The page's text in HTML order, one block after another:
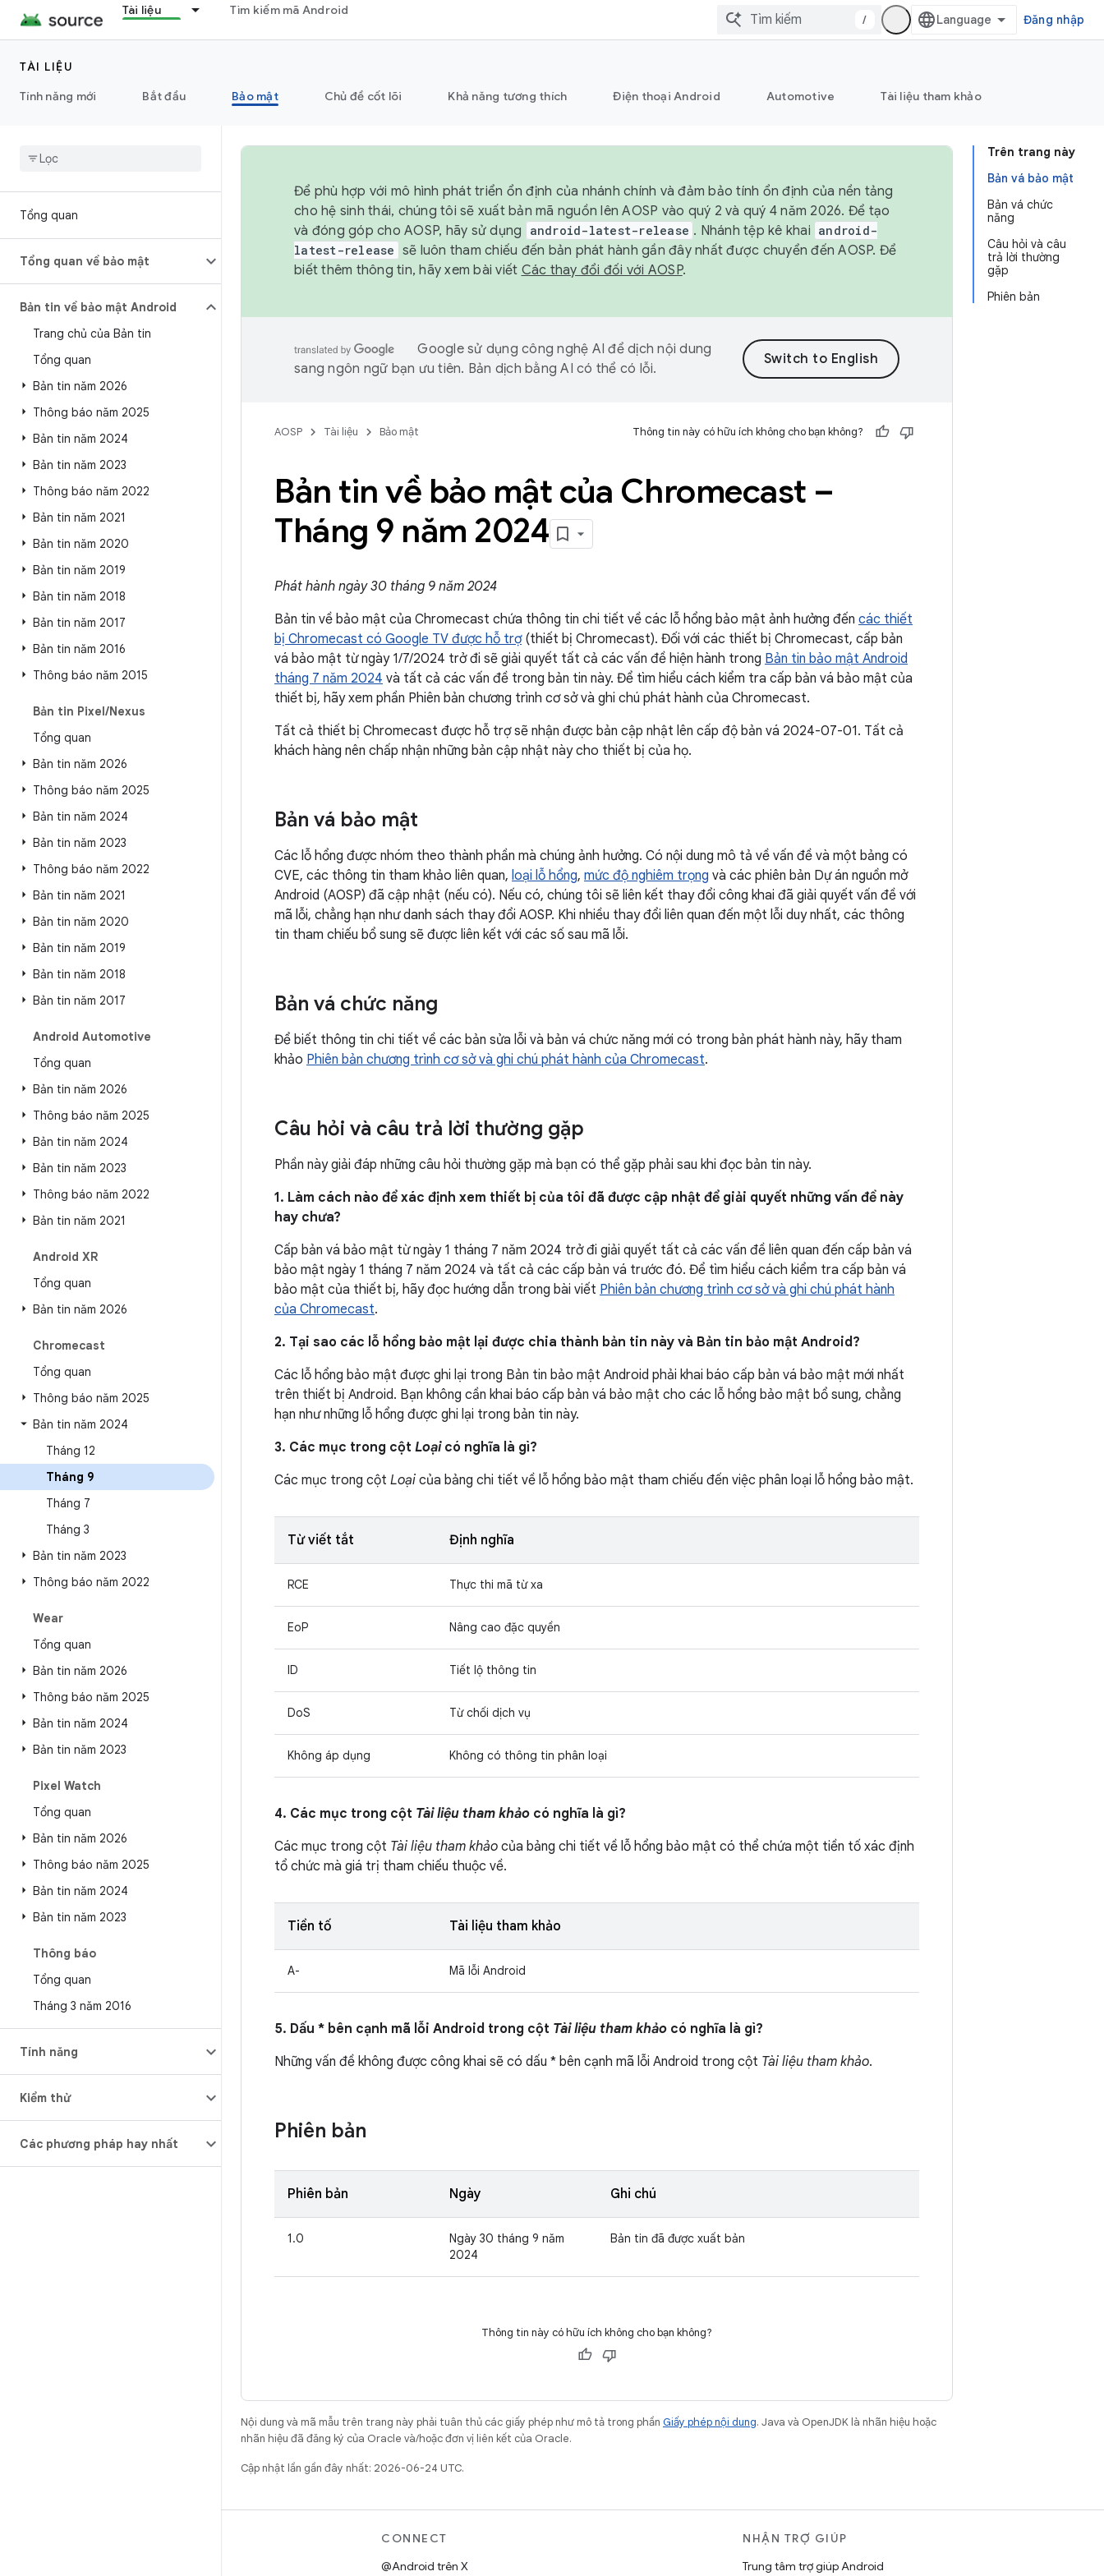
Tài liệu Tìm kiếm mã Android
/ Đăng nhập
TÀI LIỆU
Tính năng mới
Bắt đầu Bảo mật Chủ đề cốt lõi Khả năng tương thích Điện thoại Android Automotive Tài liệu tham khảo
Tổng quan
Tổng quan về bảo mật
Bản tin về bảo mật Android
Trang chủ của Bản tin
Tổng quan
Bản tin năm 2026
Thông báo năm 2025
Bản tin năm 2024
Bản tin năm 2023
Thông báo năm 2022
Bản tin năm 2021
Bản tin năm 2020
Bản tin năm 2019
Bản tin năm 2018
Bản tin năm 2017
Bản tin năm 2016
Thông báo năm 2015
Bản tin Pixel/Nexus
Tổng quan
Bản tin năm 2026
Thông báo năm 2025
Bản tin năm 2024
Bản tin năm 2023
Thông báo năm 2022
Bản tin năm 2021
Bản tin năm 2020
Bản tin năm 2019
Bản tin năm 2018
Bản tin năm 2017
Android Automotive
Tổng quan
Bản tin năm 2026
Thông báo năm 2025
Bản tin năm 2024
Bản tin năm 2023
Thông báo năm 2022
Bản tin năm 2021
Android XR
Tổng quan
Bản tin năm 2026
Chromecast
Tổng quan
Thông báo năm 2025
Bản tin năm 2024
Tháng 12
Tháng 9
Tháng 7
Tháng 3
Bản tin năm 2023
Thông báo năm 2022
Wear
Tổng quan
Bản tin năm 2026
Thông báo năm 2025
Bản tin năm 2024
Bản tin năm 2023
Pixel Watch
Tổng quan
Bản tin năm 2026
Thông báo năm 2025
Bản tin năm 2024
Bản tin năm 2023
Thông báo
Tổng quan
Tháng 3 năm 2016
Tính năng
Kiểm thử
Các phương pháp hay nhất
Trên trang này
Bản vá bảo mật
Bản vá chức
năng
Câu hỏi và câu
trả lời thường
gặp
Phiên bản
Để phù hợp với mô hình phát triển ổn định của nhánh chính và đảm bảo tính ổn định của nền tảng
cho hệ sinh thái, chúng tôi sẽ xuất bản mã nguồn lên AOSP vào quý 2 và quý 4 năm 2026. Để tạo
và đóng góp cho AOSP, hãy sử dụng
android-latest-release . Nhánh tệp kê khai android-
latest-release sẽ luôn tham chiếu đến bản phát hành gần đây nhất được chuyển đến AOSP. Để
biết thêm thông tin, hãy xem bài viết Các thay đổi đối với AOSP.
Google sử dụng công nghệ AI để dịch nội dung
sang ngôn ngữ bạn ưu tiên. Bản dịch bằng AI có thể có lỗi.
AOSP Tài liệu Bảo mật Thông tin này có hữu ích không cho bạn không?
Bản tin về bảo mật của Chromecast –
Tháng 9 năm 2024
Phát hành ngày 30 tháng 9 năm 2024
Bản tin về bảo mật của Chromecast chứa thông tin chi tiết về các lỗ hổng bảo mật ảnh hưởng đến các thiết
bị Chromecast có Google TV được hỗ trợ(thiết bị Chromecast). Đối với các thiết bị Chromecast, cấp bản
vá bảo mật từ ngày 1/7/2024 trở đi sẽ giải quyết tất cả các vấn đề hiện hành trong Bản tin bảo mật Android
tháng 7 năm 2024 và tất cả các vấn đề trong bản tin này. Để tìm hiểu cách kiểm tra cấp bản vá bảo mật của
thiết bị, hãy xem phần Phiên bản chương trình cơ sở và ghi chú phát hành của Chromecast.
Tất cả thiết bị Chromecast được hỗ trợ sẽ nhận được bản cập nhật lên cấp độ bản vá 2024-07-01. Tất cả
khách hàng nên chấp nhận những bản cập nhật này cho thiết bị của họ.
Bản vá bảo mật
Các lỗ hổng được nhóm theo thành phần mà chúng ảnh hưởng. Có nội dung mô tả về vấn đề và một bảng có
CVE, các thông tin tham khảo liên quan, loại lỗ hổng, mức độ nghiêm trọng và các phiên bản Dự án nguồn mở
Android (AOSP) đã cập nhật (nếu có). Nếu có, chúng tôi sẽ liên kết thay đổi công khai đã giải quyết vấn đề với
mã lỗi, chẳng hạn như danh sách thay đổi AOSP. Khi nhiều thay đổi liên quan đến một lỗi duy nhất, các thông
tin tham chiếu bổ sung sẽ được liên kết với các số sau mã lỗi.
Bản vá chức năng
Để biết thông tin chi tiết về các bản sửa lỗi và bản vá chức năng mới có trong bản phát hành này, hãy tham
khảo Phiên bản chương trình cơ sở và ghi chú phát hành của Chromecast.
Câu hỏi và câu trả lời thường gặp
Phần này giải đáp những câu hỏi thường gặp mà bạn có thể gặp phải sau khi đọc bản tin này.
1. Làm cách nào để xác định xem thiết bị của tôi đã được cập nhật để giải quyết những vấn đề này
hay chưa?
Cấp bản vá bảo mật từ ngày 1 tháng 7 năm 2024 trở đi giải quyết tất cả các vấn đề liên quan đến cấp bản vá
bảo mật ngày 1 tháng 7 năm 2024 và tất cả các cấp bản vá trước đó. Để tìm hiểu cách kiểm tra cấp bản vá
bảo mật của thiết bị, hãy đọc hướng dẫn trong bài viết Phiên bản chương trình cơ sở và ghi chú phát hành
của Chromecast.
2. Tại sao các lỗ hổng bảo mật lại được chia thành bản tin này và Bản tin bảo mật Android?
Các lỗ hổng bảo mật được ghi lại trong Bản tin bảo mật Android phải khai báo cấp bản vá bảo mật mới nhất
trên thiết bị Android. Bạn không cần khai báo cấp bản vá bảo mật cho các lỗ hổng bảo mật bổ sung, chẳng
hạn như những lỗ hổng được ghi lại trong bản tin này.
3. Các mục trong cột Loạicó nghĩa là gì?
Các mục trong cột Loại của bảng chi tiết về lỗ hổng bảo mật tham chiếu đến việc phân loại lỗ hổng bảo mật.
Từ viết tắt Định nghĩa
RCE Thực thi mã từ xa
EoP Nâng cao đặc quyền
ID Tiết lộ thông tin
DoS Từ chối dịch vụ
Không áp dụng Không có thông tin phân loại
4. Các mục trong cột Tài liệu tham khảo có nghĩa là gì?
Các mục trong cột Tài liệu tham khảo của bảng chi tiết về lỗ hổng bảo mật có thể chứa một tiền tố xác định
tổ chức mà giá trị tham chiếu thuộc về.
Tiền tố Tài liệu tham khảo
A- Mã lỗi Android
5. Dấu * bên cạnh mã lỗi Android trong cột Tài liệu tham khảo có nghĩa là gì?
Những vấn đề không được công khai sẽ có dấu * bên cạnh mã lỗi Android trong cột Tài liệu tham khảo.
Phiên bản
Phiên bản Ngày Ghi chú
1.0
Ngày 30 tháng 9 năm
2024
Bản tin đã được xuất bản
Thông tin này có hữu ích không cho bạn không?
Nội dung và mã mẫu trên trang này phải tuân thủ các giấy phép như mô tả trong phần Giấy phép nội dung. Java và OpenJDK là nhãn hiệu hoặc
nhãn hiệu đã đăng ký của Oracle và/hoặc đơn vị liên kết của Oracle.
Cập nhật lần gần đây nhất: 2026-06-24 UTC.
CONNECT
@Android trên X
NHẬN TRỢ GIÚP
Trung tâm trợ giúp Android